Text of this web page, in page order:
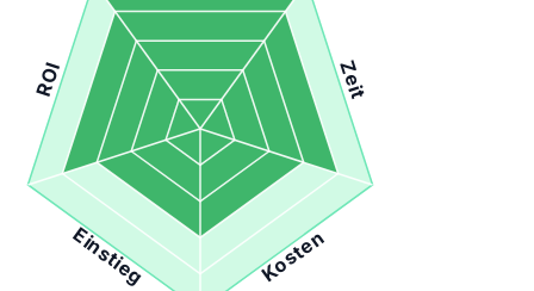
Zeit
Kosten
Einstieg
ROI